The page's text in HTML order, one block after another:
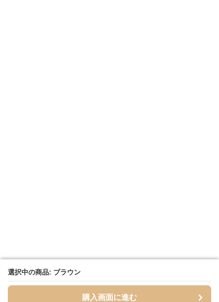
選択中の商品: ブラウン
購入画面に進む
選択中の商品: ブラウン
購入画面に進む